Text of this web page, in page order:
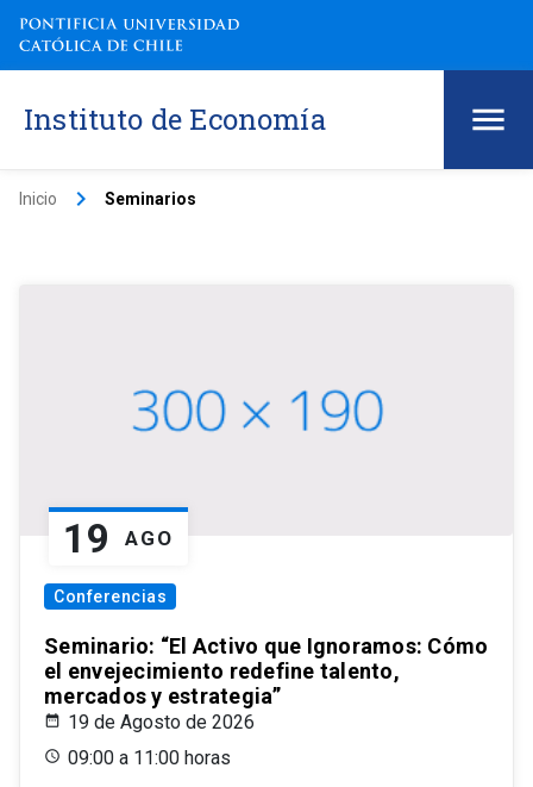
Instituto de Economía
Inicio keyboard_arrow_right Seminarios
19 AGO
Conferencias
Seminario: “El Activo que Ignoramos: Cómo
el envejecimiento redefine talento,
mercados y estrategia”
19 de Agosto de 2026
09:00 a 11:00 horas